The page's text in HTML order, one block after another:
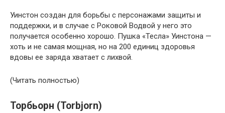
Уинстон создан для борьбы с персонажами защиты и
поддержки, и в случае с Роковой Водвой у него это
получается особенно хорошо. Пушка «Тесла» Уинстона —
хоть и не самая мощная, но на 200 единиц здоровья
вдовы ее заряда хватает с лихвой.
(Читать полностью)
Торбьорн (Torbjorn)